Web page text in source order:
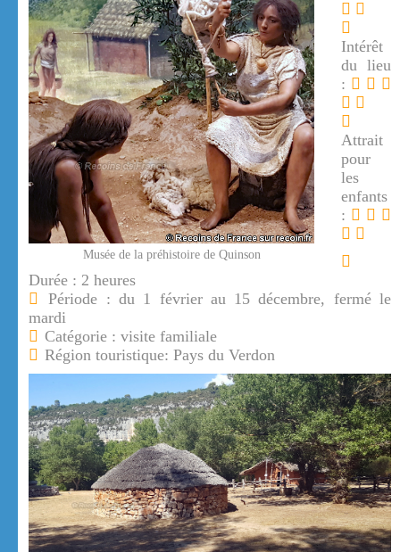
Musée de la préhistoire de Quinson
Intérêt
du lieu
:
Attrait
pour
les
enfants
:
Durée : 2 heures
Période : du 1 février au 15 décembre, fermé le
mardi
Catégorie : visite familiale
Région touristique: Pays du Verdon